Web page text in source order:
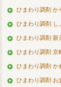
ひまわり調剤 か
ひまわり調剤 し
ひまわり調剤 新
ひまわり調剤 京
ひまわり調剤 か
ひまわり調剤 お